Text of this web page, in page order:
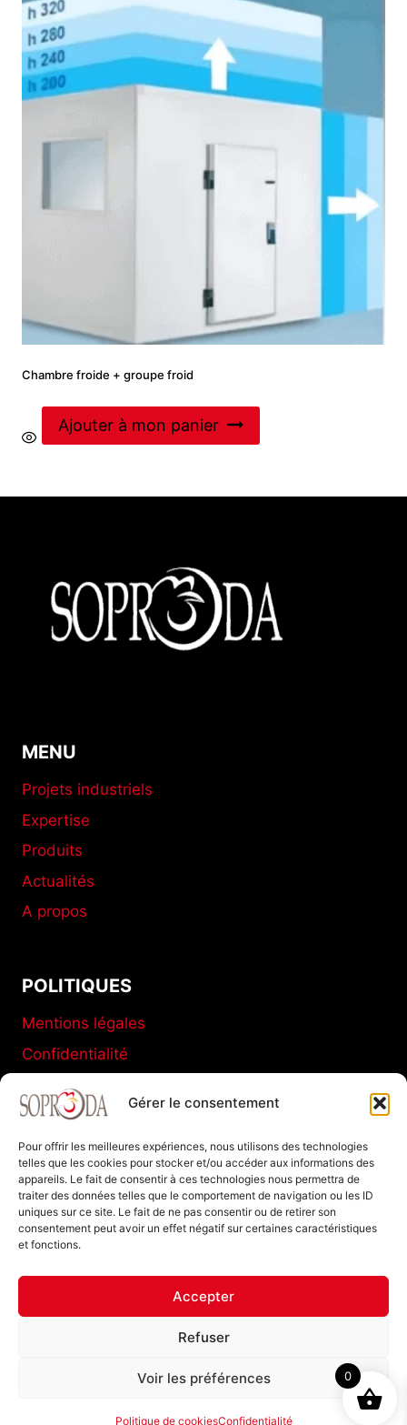
Gérer le consentement
Pour offrir les meilleures expériences, nous utilisons des technologies
telles que les cookies pour stocker et/ou accéder aux informations des
appareils. Le fait de consentir à ces technologies nous permettra de
traiter des données telles que le comportement de navigation ou les ID
uniques sur ce site. Le fait de ne pas consentir ou de retirer son
consentement peut avoir un effet négatif sur certaines caractéristiques
et fonctions.
Accepter
Refuser
Voir les préférences
Politique de cookiesConfidentialité
Chambre froide + groupe froid
Ajouter à mon panier
MENU
Projets industriels
Expertise
Produits
Actualités
A propos
POLITIQUES
Mentions légales
Confidentialité
Conditions générales de vente
Politique de cookies (UE)
SOPRODA
11 C Boulevard de La Marne
77120 Coulommiers FRANCE
Tel : +33 (0)1 64 20 94 40
0